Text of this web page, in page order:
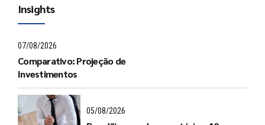
Insights
07/08/2026
Comparativo: Projeção de
Investimentos
05/08/2026